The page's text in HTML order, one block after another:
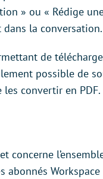
» ou « Rédige
la conversation.
de
possible de
convertir en PDF.
concerne
abonnés